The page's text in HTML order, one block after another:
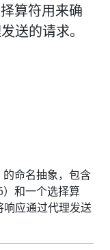
算符用来确
送的请求。
命名抽象，包含
和一个选择算
应通过代理发送